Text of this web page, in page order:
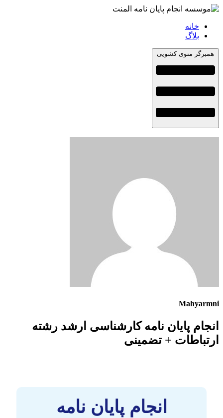
خانه
بلاگ
همبرگر منوی کشویی
Mahyarmni
انجام پایان نامه کارشناسی ارشد رشته
ارتباطات + تضمینی
انجام پایان نامه